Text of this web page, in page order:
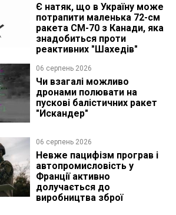
Є натяк, що в Україну може
потрапити маленька 72-см
ракета CM-70 з Канади, яка
знадобиться проти
реактивних "Шахедів"
06 серпень 2026
Чи взагалі можливо
дронами полювати на
пускові балістичних ракет
"Искандер"
06 серпень 2026
Невже пацифізм програв і
автопромисловість у
Франції активно
долучається до
виробництва зброї